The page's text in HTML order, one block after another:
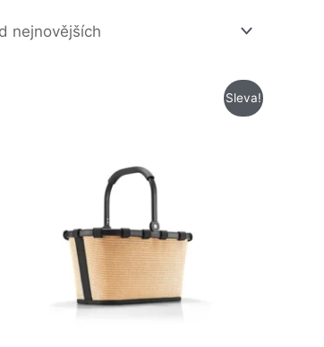
Sleva!